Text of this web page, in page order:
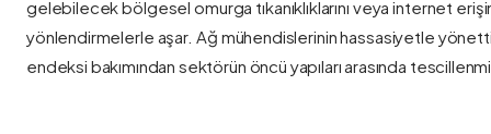
gelebilecek bölgesel omurga tıkanıklıklarını veya internet
yönlendirmelerle aşar. Ağ mühendislerinin hassasiyetle
endeksi bakımından sektörün öncü yapıları arasında